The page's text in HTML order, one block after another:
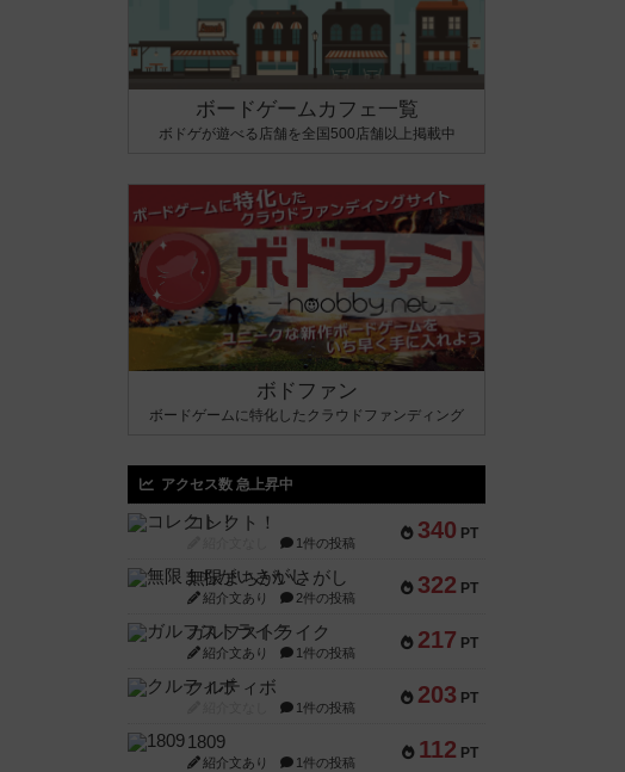
ボードゲームカフェ一覧
ボドゲが遊べる店舗を全国500店舗以上掲載中
ボドファン
ボードゲームに特化したクラウドファンディング
アクセス数 急上昇中
340 PT
コレクト！
1件の投稿
322 PT
無限まちがいさがし
紹介文あり 2件の投稿
217 PT
ガルフストライク
紹介文あり 1件の投稿
203 PT
クルティボ
1件の投稿
112 PT
1809
紹介文あり 1件の投稿